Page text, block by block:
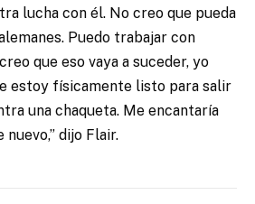
lucha con él. No creo que pueda
Puedo trabajar con
que eso vaya a suceder, yo
estoy físicamente listo para salir
una chaqueta. Me encantaría
dijo Flair.